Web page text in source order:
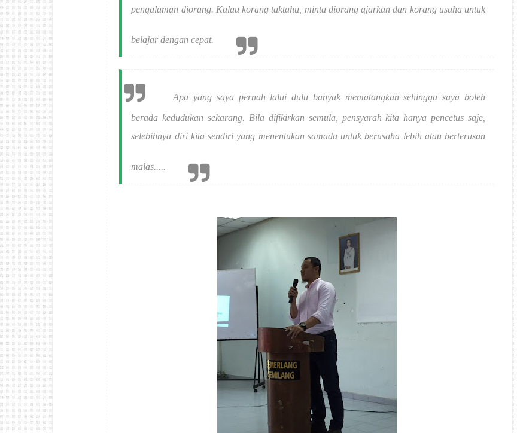
pengalaman diorang. Kalau korang taktahu, minta diorang ajarkan dan korang usaha untuk
belajar dengan cepat.
Apa yang saya pernah lalui dulu banyak mematangkan sehingga saya boleh
berada kedudukan sekarang. Bila difikirkan semula, pensyarah kita hanya pencetus saje,
selebihnya diri kita sendiri yang menentukan samada untuk berusaha lebih atau berterusan
malas.....